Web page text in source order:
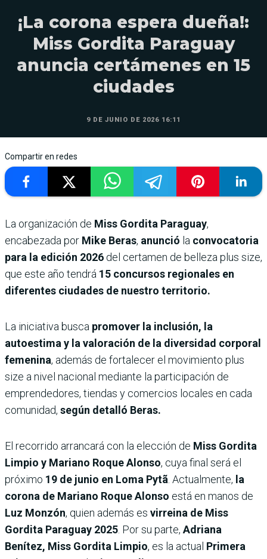
¡La corona espera dueña!:
Miss Gordita Paraguay
anuncia certámenes en 15
ciudades
9 DE JUNIO DE 2026 16:11
Compartir en redes
La organización de Miss Gordita Paraguay,
encabezada por Mike Beras, anunció la convocatoria
para la edición 2026 del certamen de belleza plus size,
que este año tendrá 15 concursos regionales en
diferentes ciudades de nuestro territorio.
La iniciativa busca promover la inclusión, la
autoestima y la valoración de la diversidad corporal
femenina, además de fortalecer el movimiento plus
size a nivel nacional mediante la participación de
emprendedores, tiendas y comercios locales en cada
comunidad, según detalló Beras.
El recorrido arrancará con la elección de Miss Gordita
Limpio y Mariano Roque Alonso, cuya final será el
próximo 19 de junio en Loma Pytã. Actualmente, la
corona de Mariano Roque Alonso está en manos de
Luz Monzón, quien además es virreina de Miss
Gordita Paraguay 2025. Por su parte, Adriana
Benítez, Miss Gordita Limpio, es la actual Primera